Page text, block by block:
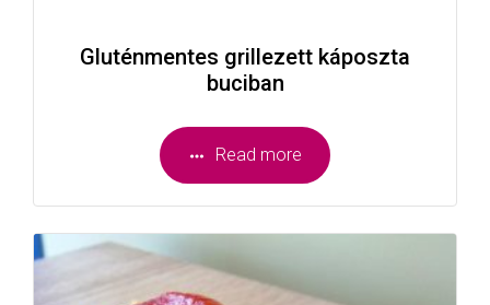
Gluténmentes grillezett káposzta
buciban
Read more